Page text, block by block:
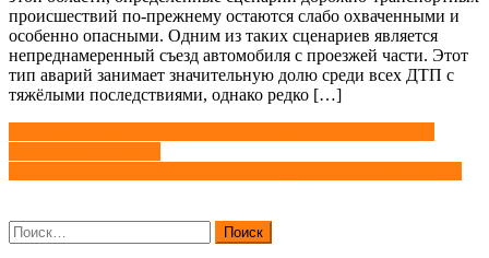
происшествий по-прежнему остаются слабо охваченными и
особенно опасными. Одним из таких сценариев является
непреднамеренный съезд автомобиля с проезжей части. Этот
тип аварий занимает значительную долю среди всех ДТП с
тяжёлыми последствиями, однако редко […]
Навигация
по
Найти: